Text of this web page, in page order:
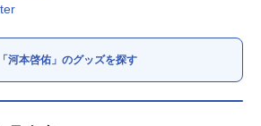
「河本啓佑」のグッズを探す